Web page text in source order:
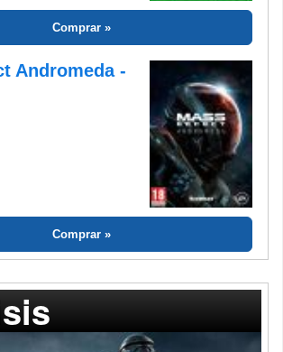
Comprar
Andromeda -
Comprar